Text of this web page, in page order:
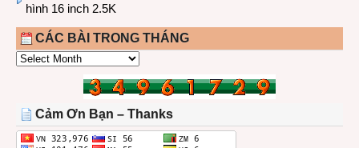
hình 16 inch 2.5K
CÁC BÀI TRONG THÁNG
CÁC
THÁNG
Cảm Ơn Bạn – Thanks